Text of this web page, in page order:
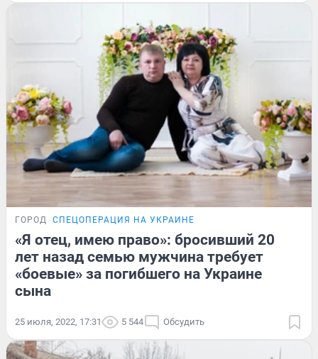
ГОРОД СПЕЦОПЕРАЦИЯ НА УКРАИНЕ
«Я отец, имею право»: бросивший 20
лет назад семью мужчина требует
«боевые» за погибшего на Украине
сына
25 июля, 2022, 17:31 5 544 Обсудить